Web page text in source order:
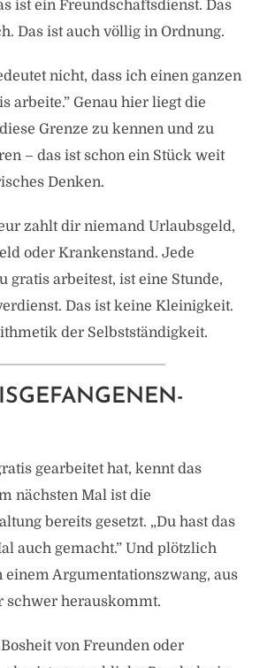
ist ein Freundschaftsdienst. Das
Das ist auch völlig in Ordnung.
nicht, dass ich einen ganzen
arbeite.” Genau hier liegt die
Grenze zu kennen und zu
– das ist schon ein Stück weit
Denken.
zahlt dir niemand Urlaubsgeld,
oder Krankenstand. Jede
gratis arbeitest, ist eine Stunde,
Das ist keine Kleinigkeit.
der Selbstständigkeit.
gearbeitet hat, kennt das
nächsten Mal ist die
bereits gesetzt. „Du hast das
auch gemacht.” Und plötzlich
einem Argumentationszwang, aus
schwer herauskommt.
von Freunden oder